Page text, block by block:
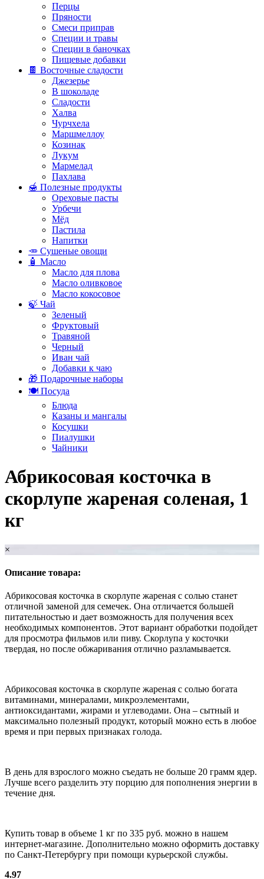
Перцы
Пряности
Смеси приправ
Специи и травы
Специи в баночках
Пищевые добавки
🍫 Восточные сладости
Джезерье
В шоколаде
Сладости
Халва
Чурчхела
Маршмеллоу
Козинак
Лукум
Мармелад
Пахлава
🍯 Полезные продукты
Ореховые пасты
Урбечи
Мёд
Пастила
Напитки
🥕 Сушеные овощи
🧴 Масло
Масло для плова
Масло оливковое
Масло кокосовое
🍃 Чай
Зеленый
Фруктовый
Травяной
Черный
Иван чай
Добавки к чаю
🎁 Подарочные наборы
🍽️ Посуда
Блюда
Казаны и мангалы
Косушки
Пиалушки
Чайники
Абрикосовая косточка в
скорлупе жареная соленая, 1
кг
×
Описание товара:
Абрикосовая косточка в скорлупе жареная с солью станет
отличной заменой для семечек. Она отличается большей
питательностью и дает возможность для получения всех
необходимых компонентов. Этот вариант обработки подойдет
для просмотра фильмов или пиву. Скорлупа у косточки
твердая, но после обжаривания отлично разламывается.
Абрикосовая косточка в скорлупе жареная с солью богата
витаминами, минералами, микроэлементами,
антиоксидантами, жирами и углеводами. Она – сытный и
максимально полезный продукт, который можно есть в любое
время и при первых признаках голода.
В день для взрослого можно съедать не больше 20 грамм ядер.
Лучше всего разделить эту порцию для пополнения энергии в
течение дня.
Купить товар в объеме 1 кг по 335 руб. можно в нашем
интернет-магазине. Дополнительно можно оформить доставку
по Санкт-Петербургу при помощи курьерской службы.
4.97